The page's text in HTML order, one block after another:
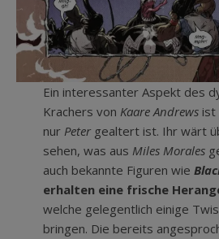
Ein interessanter Aspekt des
Krachers von Kaare Andrewsist
nur Peter gealtert ist. Ihr wärt
sehen, was aus Miles Morales
auch bekannte Figuren wie
erhalten eine frische
welche gelegentlich einige
bringen. Die bereits